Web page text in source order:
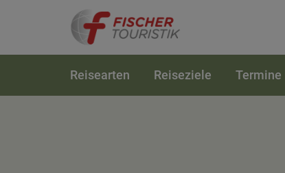
Reisearten Reiseziele Termine